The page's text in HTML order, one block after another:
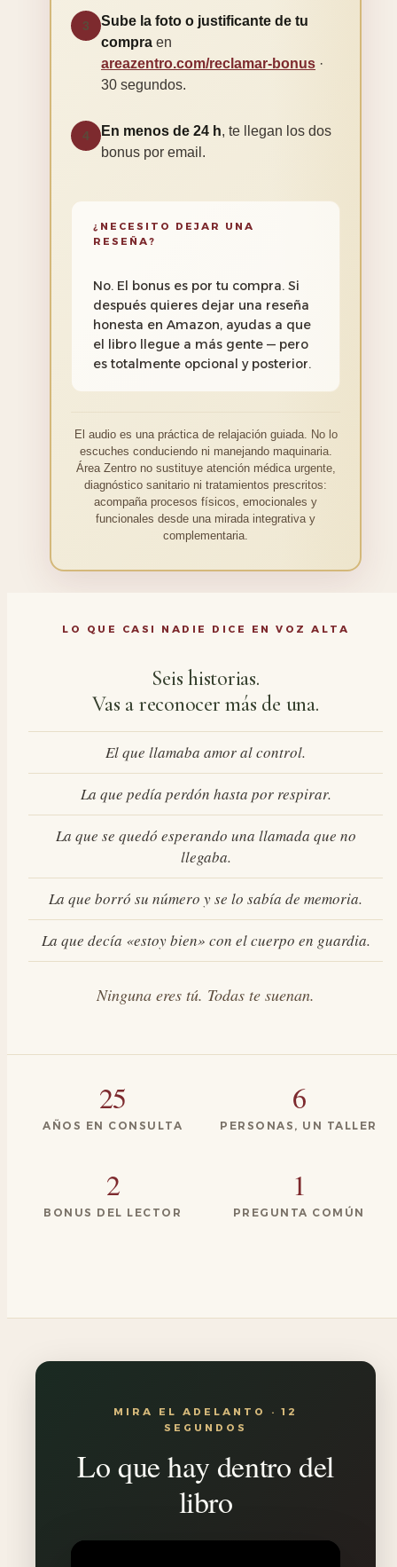
3
Sube la foto o justificante de tu
compra en
areazentro.com/reclamar-bonus ·
30 segundos.
4 En menos de 24 h, te llegan los dos
bonus por email.
¿NECESITO DEJAR UNA
RESEÑA?
No. El bonus es por tu compra. Si
después quieres dejar una reseña
honesta en Amazon, ayudas a que
el libro llegue a más gente — pero
es totalmente opcional y posterior.
El audio es una práctica de relajación guiada. No lo
escuches conduciendo ni manejando maquinaria.
Área Zentro no sustituye atención médica urgente,
diagnóstico sanitario ni tratamientos prescritos:
acompaña procesos físicos, emocionales y
funcionales desde una mirada integrativa y
complementaria.
LO QUE CASI NADIE DICE EN VOZ ALTA
Seis historias.
Vas a reconocer más de una.
El que llamaba amor al control.
La que pedía perdón hasta por respirar.
La que se quedó esperando una llamada que no
llegaba.
La que borró su número y se lo sabía de memoria.
La que decía «estoy bien» con el cuerpo en guardia.
Ninguna eres tú. Todas te suenan.
25
AÑOS EN CONSULTA
6
PERSONAS, UN TALLER
2
BONUS DEL LECTOR
1
PREGUNTA COMÚN
MIRA EL ADELANTO · 12
SEGUNDOS
Lo que hay dentro del
libro